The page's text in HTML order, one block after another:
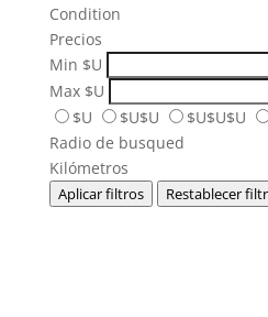
Condition
Precios
Min $U
Max $U
$U
$U$U $U$U$U
Radio de busqued
Kilómetros
Aplicar filtros Restablecer